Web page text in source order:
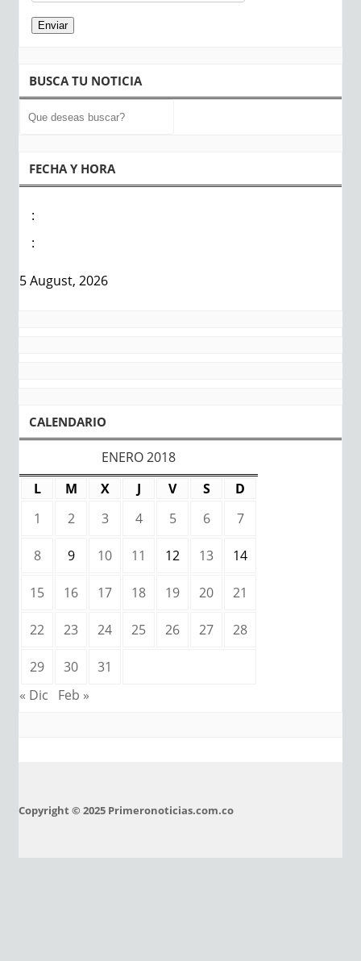
BUSCA TU NOTICIA
FECHA Y HORA
:
:
5 August, 2026
CALENDARIO
ENERO 2018
L
M X J V S
D
1
2 3 4 5 6 7
8 9 10 11 12 13 14
15 16 17 18 19 20 21
22 23 24 25 26 27 28
29 30
31
« Dic
Feb »
Copyright © 2025 Primeronoticias.com.co